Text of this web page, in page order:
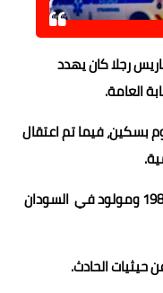
وقضايا
رجلا كان يهدد
العامة.
بسكين، فيما تم اعتقال
وأوضح المصدر أن الرجل من مواليد يناير 1984 ومولود في السودان
حيثيات الحادث.